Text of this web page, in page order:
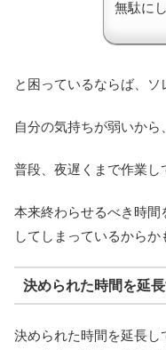
無駄に
と困っているならば、ソ
自分の気持ちが弱いから
普段、夜遅くまで作業し
本来終わらせるべき時
してしまっているからか
決められた時間を延
決められた時間を延長し